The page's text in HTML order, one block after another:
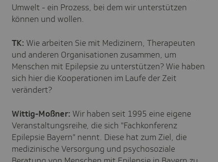
Umwelt - ein Prozess, bei dem wir unterstützen
können und wollen.
TK: Wie arbeiten Sie mit Medizinern, Therapeuten
und anderen Organisationen zusammen, um
Menschen mit Epilepsie zu unterstützen? Wie haben
sich hier die Kooperationen im Laufe der Zeit
verändert?
Wittig-Moßner: Wir haben seit 1995 eine eigene
Veranstaltungsreihe, die sich "Fachkonferenz
Epilepsie Bayern" nennt. Diese hat zum Ziel, die
medizinische Versorgung und psychosoziale